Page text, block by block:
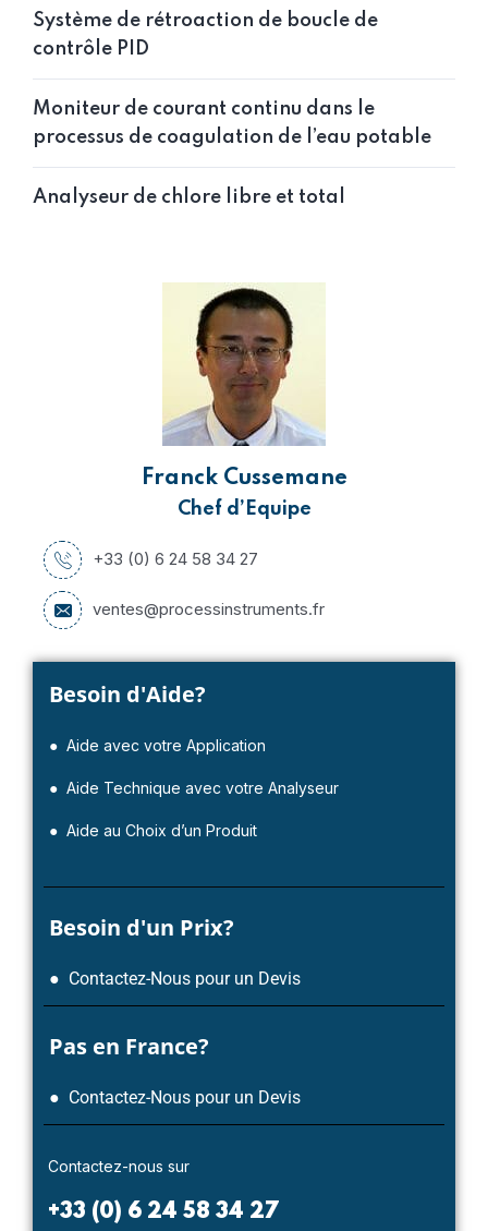
Système de rétroaction de boucle de
contrôle PID
Moniteur de courant continu dans le
processus de coagulation de l’eau potable
Analyseur de chlore libre et total
Franck Cussemane
Chef d’Equipe
+33 (0) 6 24 58 34 27
ventes@processinstruments.fr
Besoin d'Aide?
● Aide avec votre Application
● Aide Technique avec votre Analyseur
● Aide au Choix d’un Produit
Besoin d'un Prix?
● Contactez-Nous pour un Devis
Pas en France?
● Contactez-Nous pour un Devis
Contactez-nous sur
+33 (0) 6 24 58 34 27